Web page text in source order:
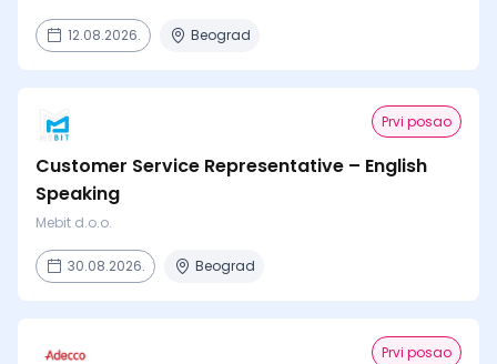
12.08.2026. Beograd
Prvi posao
Customer Service Representative – English
Speaking
Mebit d.o.o.
30.08.2026. Beograd
Prvi posao